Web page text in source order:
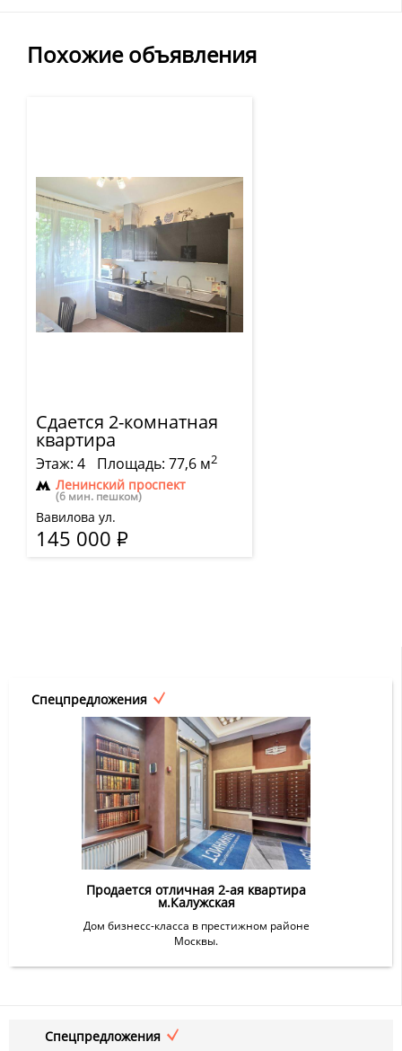
Похожие объявления
Сдается 2-комнатная
квартира
Этаж: 4 Площадь: 77,6 м2
Ленинский проспект
(6 мин. пешком)
Вавилова ул.
145 000 Р
Спецпредложения
Продается отличная 2-ая квартира
м.Калужская
Дом бизнесс-класса в престижном районе
Москвы.
Спецпредложения